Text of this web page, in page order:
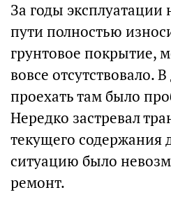
За годы эксплуатации
пути полностью
грунтовое покрытие,
вовсе отсутствовало.
проехать там было
Нередко застревал
текущего содержания
ситуацию было
ремонт.